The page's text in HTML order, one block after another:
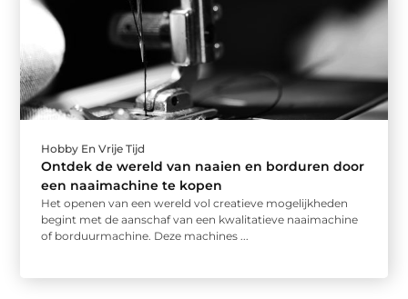
Hobby En Vrije Tijd
Ontdek de wereld van naaien en borduren door
een naaimachine te kopen
Het openen van een wereld vol creatieve mogelijkheden
begint met de aanschaf van een kwalitatieve naaimachine
of borduurmachine. Deze machines ...